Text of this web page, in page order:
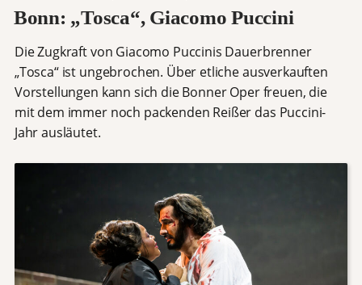
Bonn: „Tosca“, Giacomo Puccini
Die Zugkraft von Giacomo Puccinis Dauerbrenner
„Tosca“ ist ungebrochen. Über etliche ausverkauften
Vorstellungen kann sich die Bonner Oper freuen, die
mit dem immer noch packenden Reißer das Puccini-
Jahr ausläutet.